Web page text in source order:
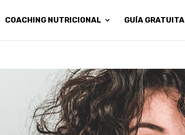
COACHING NUTRICIONAL GUÍA GRATUITA